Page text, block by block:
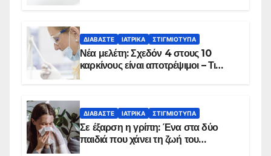
ΔΙΑΒΆΣΤΕ ΙΑΤΡΙΚΆ ΣΤΙΓΜΙΌΤΥΠΑ
Νέα μελέτη: Σχεδόν 4 στους 10
καρκίνους είναι αποτρέψιμοι – Τι
ΔΙΑΒΆΣΤΕ ΙΑΤΡΙΚΆ ΣΤΙΓΜΙΌΤΥΠΑ
Σε έξαρση η γρίπη: Ένα στα δύο
παιδιά που χάνει τη ζωή του